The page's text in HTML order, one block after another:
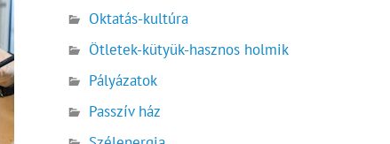
Oktatás-kultúra
Ötletek-kütyük-hasznos holmik
Pályázatok
Passzív ház